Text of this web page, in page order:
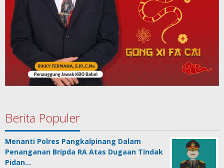
Berita Populer
Menanti Polres Pangkalpinang Dalam
Penanganan Bripda RA Atas Dugaan Tindak
Pidan…